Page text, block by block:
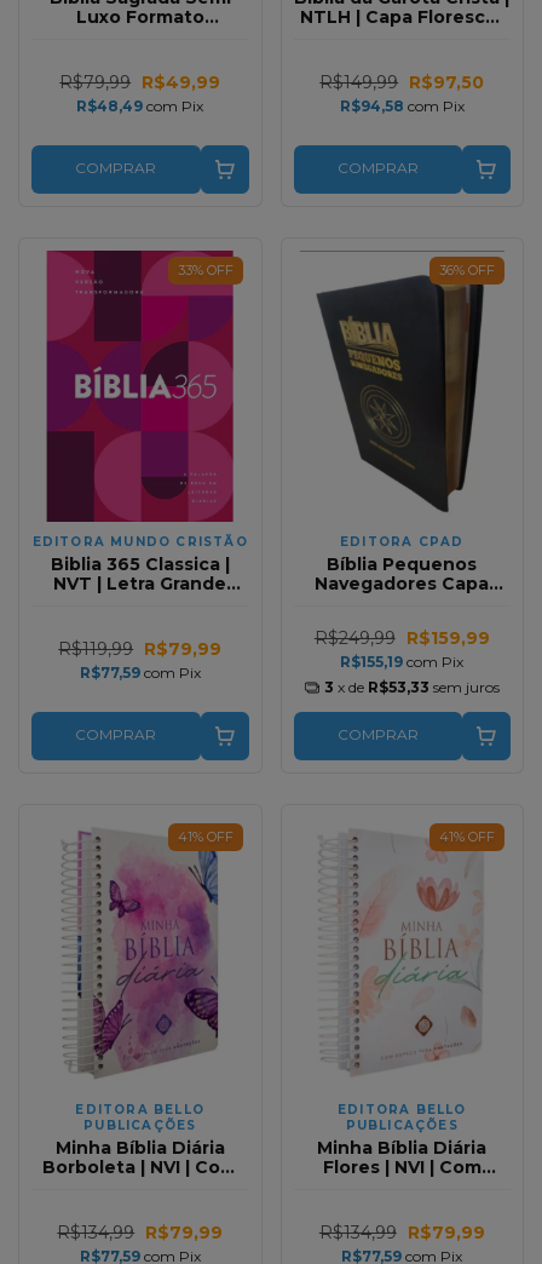
Luxo Formato
R$79,99 R$49,99
R$48,49com Pix
COMPRAR
NTLH | Capa Florescer
R$149,99 R$97,50
R$94,58 com Pix
COMPRAR
33% OFF
EDITORA MUNDO CRISTÃO
Biblia 365 Classica |
NVT | Letra Grande
R$119,99 R$79,99
R$77,59 com Pix
COMPRAR
36% OFF
EDITORA CPAD
Bíblia Pequenos
Navegadores Capa
R$249,99 R$159,99
R$155,19com Pix
3 x de R$53,33 sem juros
COMPRAR
41% OFF
EDITORA BELLO
PUBLICAÇÕES
Minha Bíblia Diária
Borboleta | NVI | Com
R$134,99 R$79,99
R$77,59 com Pix
41% OFF
EDITORA BELLO
PUBLICAÇÕES
Minha Bíblia Diária
Flores | NVI | Com
R$134,99 R$79,99
R$77,59com Pix